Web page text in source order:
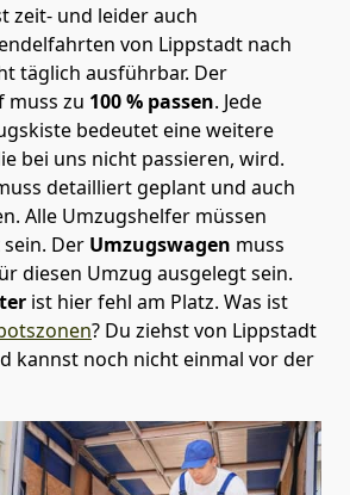
zeit- und leider auch
von Lippstadt nach
täglich ausführbar. Der
muss zu 100 % passen. Jede
bedeutet eine weitere
bei uns nicht passieren, wird.
detailliert geplant und auch
Alle Umzugshelfer müssen
Der Umzugswagen muss
diesen Umzug ausgelegt sein.
ist hier fehl am Platz. Was ist
? Du ziehst von Lippstadt
kannst noch nicht einmal vor der